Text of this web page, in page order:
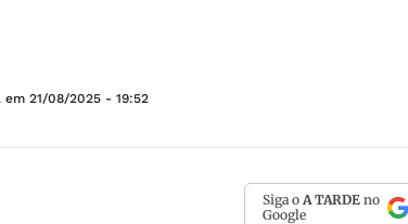
em 21/08/2025 - 19:52
Siga o A TARDE no
Google